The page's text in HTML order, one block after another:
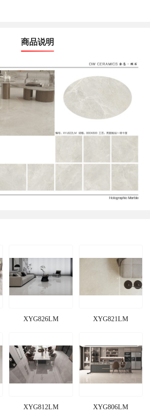
商品说明
XYG826LM XYG821LM
XYG812LM XYG806LM